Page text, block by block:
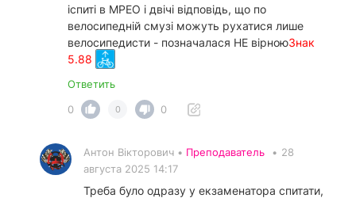
іспиті в МРЕО і двічі відповідь, що по
велосипедній смузі можуть рухатися лише
велосипедисти - позначалася НЕ вірноюЗнак
5.88
Ответить
0
0 0
Антон Вікторович • Преподаватель • 28
августа 2025 14:17
Треба було одразу у екзаменатора спитати,